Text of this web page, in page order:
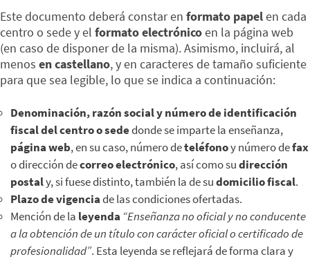
Este documento deberá constar en formato papelen cada
centro o sede y el formato electrónicoen la página web
(en caso de disponer de la misma). Asimismo, incluirá, al
menos en castellano, y en caracteres de tamaño suficiente
para que sea legible, lo que se indica a continuación:
Denominación, razón social y número de identificación
fiscal del centro o sededonde se imparte la enseñanza,
página web, en su caso, número deteléfonoy número defax
o dirección decorreo electrónico, así como sudirección
postaly, si fuese distinto, también la de sudomicilio fiscal.
Plazo de vigenciade las condiciones ofertadas.
Mención de la leyenda “Enseñanza no oficial y no conducente
a la obtención de un título con carácter oficial o certificado de
profesionalidad”. Esta leyenda se reflejará de forma clara y